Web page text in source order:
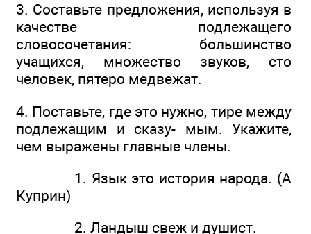
3. Составьте предложения, используя в
качестве подлежащего
словосочетания: большинство
учащихся, множество звуков, сто
человек, пятеро медвежат.
4. Поставьте, где это нужно, тире между
подлежащим и сказу- мым. Укажите,
чем выражены главные члены.
1. Язык это история народа. (А
Куприн)
2. Ландыш свеж и душист.